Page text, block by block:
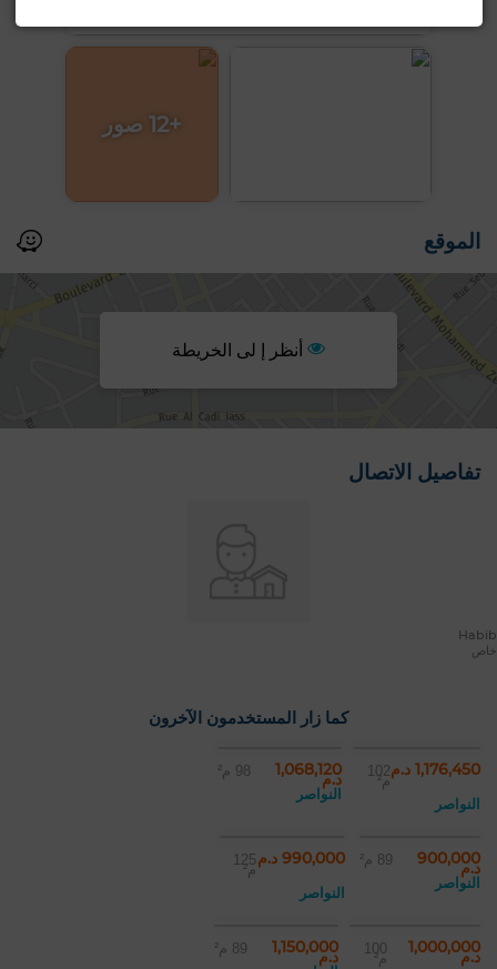
+12 صور
الموقع
أنظر إ لى الخريطة
تفاصيل الاتصال
Habib
خاص
كما زار المستخدمون الآخرون
1,176,450 د.م 102
م²
النواصر
1,068,120
د.م 98 م²
النواصر
900,000
د.م 89 م²
النواصر
990,000 د.م 125
م²
النواصر
1,000,000
د.م 100
م²
1,150,000
د.م 89 م²